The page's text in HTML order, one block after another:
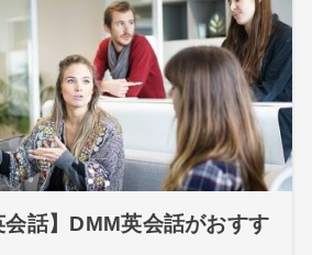
会話】DMM英会話がおすす